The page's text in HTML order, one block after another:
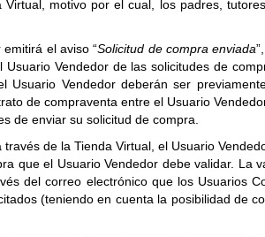
motivo por el cual, los padres,
el aviso “Solicitud de compra enviada
Vendedor de las solicitudes de
Vendedor deberán ser
de compraventa entre el Usuario
de enviar su solicitud de compra.
de la Tienda Virtual, el Usuario
que el Usuario Vendedor debe validar.
del correo electrónico que los Usuarios
(teniendo en cuenta la posibilidad de